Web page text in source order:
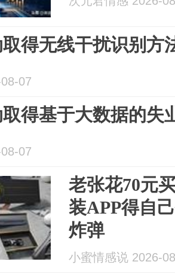
得无线干扰识别方
07
得基于大数据的失
07
老张花70元
装APP得自
炸弹
小蜜情感说 2026-